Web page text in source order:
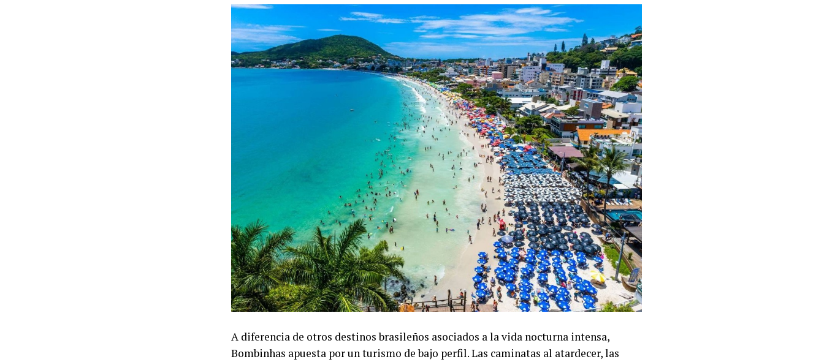
A diferencia de otros destinos brasileños asociados a la vida nocturna intensa,
Bombinhas apuesta por un turismo de bajo perfil. Las caminatas al atardecer, las